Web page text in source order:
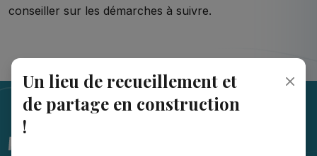
Un lieu de recueillement et
de partage en construction
!
conseiller sur les démarches à suivre.